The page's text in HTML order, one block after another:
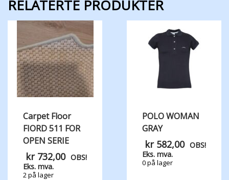
RELATERTE PRODUKTER
Carpet Floor
FIORD 511 FOR
OPEN SERIE
kr732,00 OBS!
Eks. mva.
2 på lager
POLO WOMAN
GRAY
kr582,00 OBS!
Eks. mva.
0 på lager